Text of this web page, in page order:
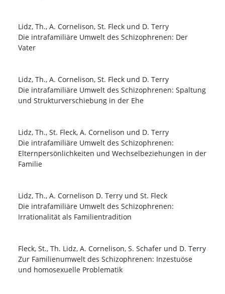
Lidz, Th., A. Cornelison, St. Fleck und D. Terry
Die intrafamiliäre Umwelt des Schizophrenen: Der
Vater
Lidz, Th., A. Cornelison, St. Fleck und D. Terry
Die intrafamiliäre Umwelt des Schizophrenen: Spaltung
und Strukturverschiebung in der Ehe
Lidz, Th., St. Fleck, A. Cornelison und D. Terry
Die intrafamiliäre Umwelt des Schizophrenen:
Elternpersönlichkeiten und Wechselbeziehungen in der
Familie
Lidz, Th., A. Cornelison D. Terry und St. Fleck
Die intrafamiliäre Umwelt des Schizophrenen:
Irrationalität als Familientradition
Fleck, St., Th. Lidz, A. Cornelison, S. Schafer und D. Terry
Zur Familienumwelt des Schizophrenen: Inzestuöse
und homosexuelle Problematik